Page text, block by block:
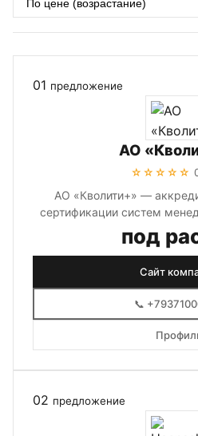
01 предложение
АО
☆☆☆☆☆
АО «Кволити+» —
сертификации систем
Компания основана в
под
Сайт
📞
02 предложение